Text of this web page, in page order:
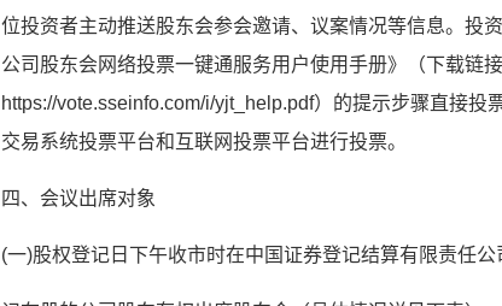
位投资者主动推送股东会参会邀请、议案情况等信息。投
公司股东会网络投票一键通服务用户使用手册》（下载链接
https://vote.sseinfo.com/i/yjt_help.pdf）的提示步骤直接投
交易系统投票平台和互联网投票平台进行投票。
四、会议出席对象
(一)股权登记日下午收市时在中国证券登记结算有限责任